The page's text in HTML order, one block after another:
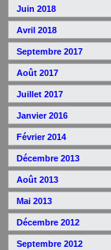
Juin 2018
Avril 2018
Septembre 2017
Août 2017
Juillet 2017
Janvier 2016
Février 2014
Décembre 2013
Août 2013
Mai 2013
Décembre 2012
Septembre 2012